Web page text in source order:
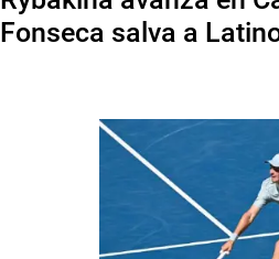
Fonseca salva a